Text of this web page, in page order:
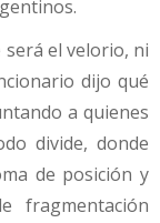
el velorio, ni
dijo qué
a quienes
divide, donde
de posición y
fragmentación